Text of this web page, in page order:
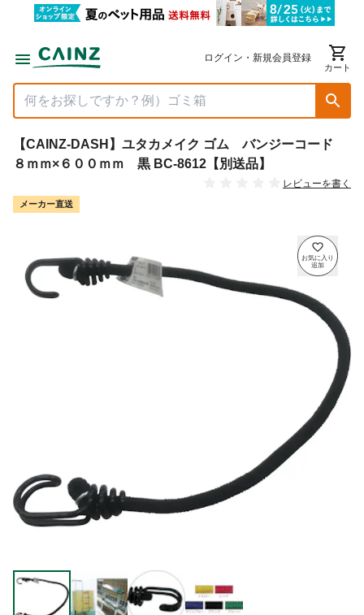
ログイン・新規会員登録
カート
【CAINZ-DASH】ユタカメイク ゴム バンジーコード
８ｍｍ×６００ｍｍ 黒 BC-8612【別送品】
レビューを書く
メーカー直送